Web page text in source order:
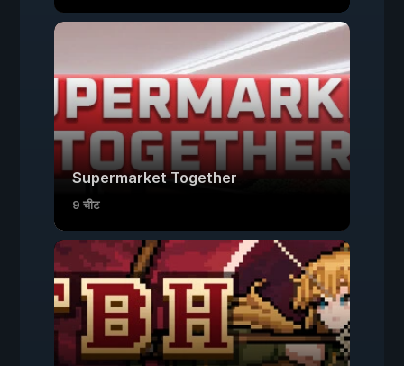
Supermarket Together
9 चीट